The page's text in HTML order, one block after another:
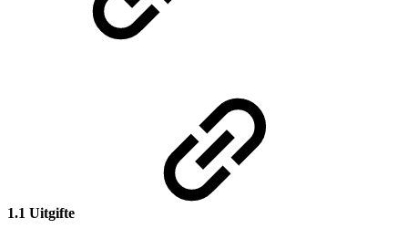
1.1 Uitgifte